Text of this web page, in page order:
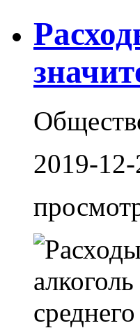
2019-